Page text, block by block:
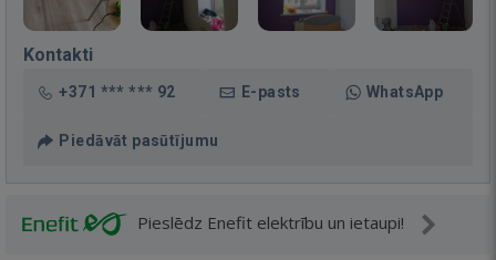
Kontakti
+371 *** *** 92 E-pasts WhatsApp
Piedāvāt pasūtījumu
Pieslēdz Enefit elektrību un ietaupi!